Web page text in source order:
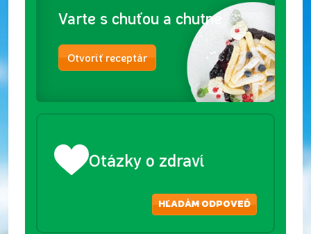
Varte s chuťou a chutne
Otvoriť receptár
Otázky o zdraví
HĽADÁM ODPOVEĎ